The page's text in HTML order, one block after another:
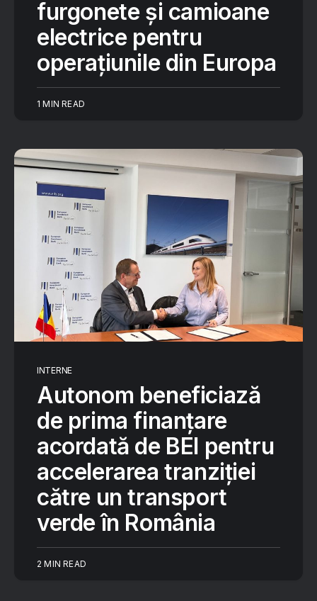
furgonete și camioane
electrice pentru
operațiunile din Europa
1 MIN READ
INTERNE
Autonom beneficiază
de prima finanțare
acordată de BEI pentru
accelerarea tranziției
către un transport
verde în România
2 MIN READ